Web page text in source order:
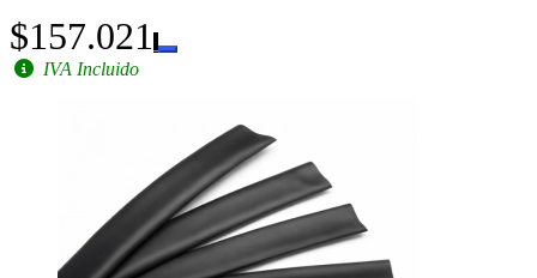
$157.021
IVA Incluido